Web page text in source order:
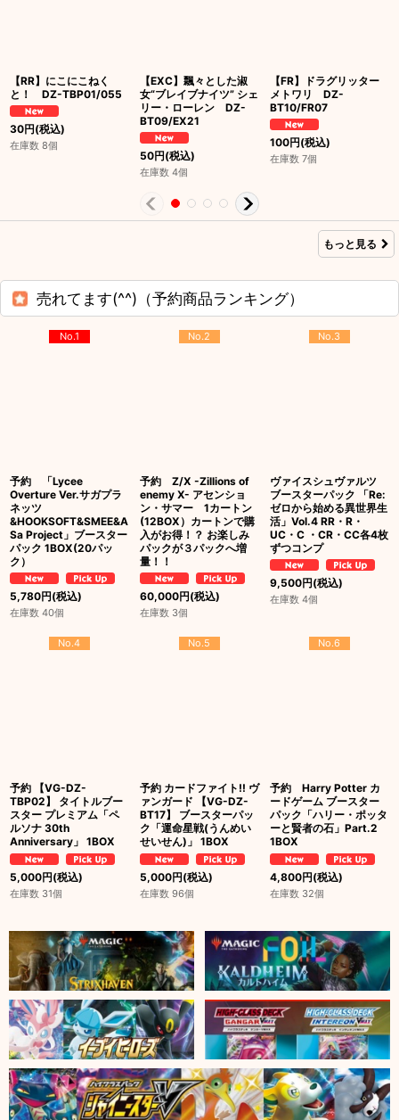
【RR】にこにこねく
と！ DZ-TBP01/055
30円(税込)
在庫数 8個
【EXC】飄々とした淑
女“ブレイブナイツ” シェ
リー・ローレン DZ-
BT09/EX21
50円(税込)
在庫数 4個
【FR】ドラグリッター
メトワリ DZ-
BT10/FR07
100円(税込)
在庫数 7個
もっと見る
売れてます(^^)（予約商品ランキング）
No.1
予約 「Lycee
Overture Ver.サガプラ
ネッツ
&HOOKSOFT&SMEE&A
Sa Project」ブースター
パック 1BOX(20パッ
ク）
5,780円(税込)
在庫数 40個
No.2
予約 Z/X -Zillions of
enemy X- アセンショ
ン・サマー 1カートン
(12BOX）カートンで購
入がお得！？ お楽しみ
パックが３パックへ増
量！！
60,000円(税込)
在庫数 3個
No.3
ヴァイスシュヴァルツ
ブースターパック 「Re:
ゼロから始める異世界生
活」Vol.4 RR・R・
UC・C ・CR・CC各4枚
ずつコンプ
9,500円(税込)
在庫数 4個
No.4
予約 【VG-DZ-
TBP02】 タイトルブー
スター プレミアム「ペ
ルソナ 30th
Anniversary」 1BOX
5,000円(税込)
在庫数 31個
No.5
予約 カードファイト!! ヴ
ァンガード 【VG-DZ-
BT17】 ブースターパッ
ク「運命星戦(うんめい
せいせん)」 1BOX
5,000円(税込)
在庫数 96個
No.6
予約 Harry Potter カ
ードゲーム ブースター
パック「ハリー・ポッタ
ーと賢者の石」Part.2
1BOX
4,800円(税込)
在庫数 32個